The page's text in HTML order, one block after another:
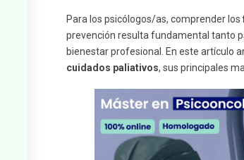
Para los psicólogos/as, comprender los
prevención resulta fundamental tanto
bienestar profesional. En este artículo
cuidados paliativos, sus principales